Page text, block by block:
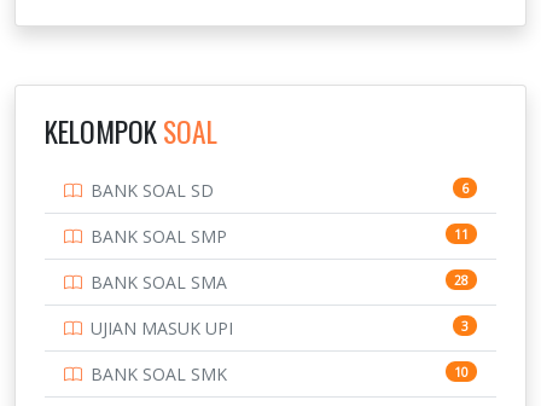
NOVEMBER
3
169
7
PTDI STTD 4
133
KELOMPOKSOAL
BANK SOAL SD 6
BANK SOAL SMP 11
BANK SOAL SMA 28
UJIAN MASUK UPI 3
BANK SOAL SMK 10